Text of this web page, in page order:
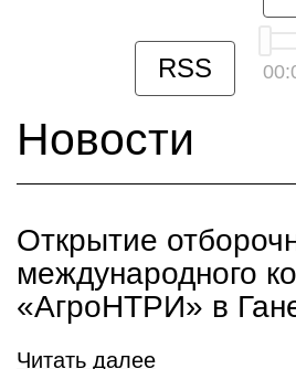
RSS
Новости
Открытие
международного
«АгроНТРИ» в
Читать далее